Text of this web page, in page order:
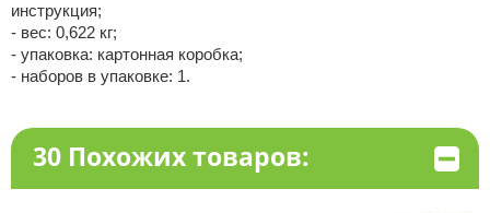
инструкция;
- вес: 0,622 кг;
- упаковка: картонная коробка;
- наборов в упаковке: 1.
30 Похожих товаров: